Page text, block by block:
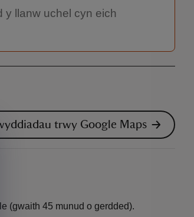
y llanw uchel cyn eich
trwy Google Maps
(gwaith 45 munud o gerdded).